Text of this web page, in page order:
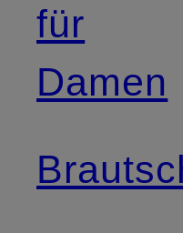
für
Damen